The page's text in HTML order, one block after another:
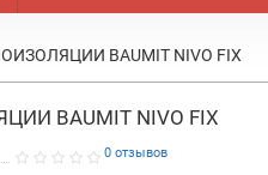
BAUMIT NIVO FIX
BAUMIT NIVO FIX
0 отзывов